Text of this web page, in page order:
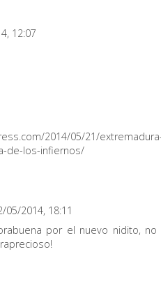
12:07
2014/05/21/
de-los-infiernos/
05/2014, 18:11
por el nuevo nidito,